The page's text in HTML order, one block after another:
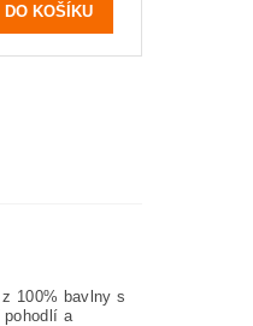
100% bavlny s
a